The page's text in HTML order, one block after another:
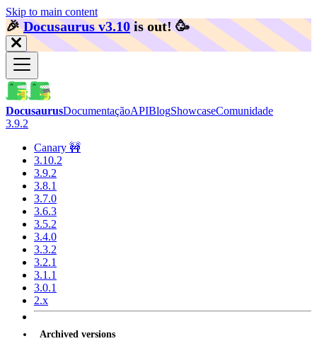
Skip to main content
🎉️Docusaurus v3.10 is out! 🥳️
DocusaurusDocumentaçãoAPIBlogShowcaseComunidade
3.9.2
Canary 🚧
3.10.2
3.9.2
3.8.1
3.7.0
3.6.3
3.5.2
3.4.0
3.3.2
3.2.1
3.1.1
3.0.1
2.x
Archived versions